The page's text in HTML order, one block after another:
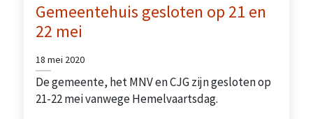
Gemeentehuis gesloten op 21 en
22 mei
18 mei 2020
De gemeente, het MNV en CJG zijn gesloten op
21-22 mei vanwege Hemelvaartsdag.